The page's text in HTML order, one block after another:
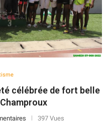
célébrée de fort belle
397 Vues